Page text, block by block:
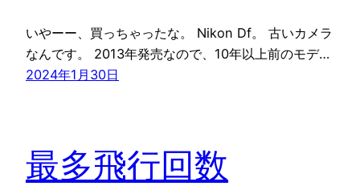
いやーー、買っちゃったな。 Nikon Df。 古いカメラ
なんです。 2013年発売なので、10年以上前のモデ…
2024年1月30日
最多飛行回数